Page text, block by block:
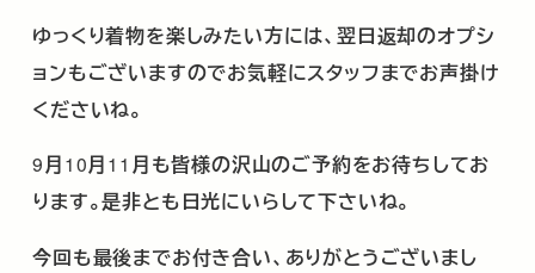
ゆっくり着物を楽しみたい方には、翌日返却のオプシ
ョンもございますのでお気軽にスタッフまでお声掛け
くださいね。
9月10月11 月も皆様の沢山のご予約をお待ちしてお
ります。是非とも日光にいらして下さいね。
今回も最後までお付き合い、ありがとうございまし